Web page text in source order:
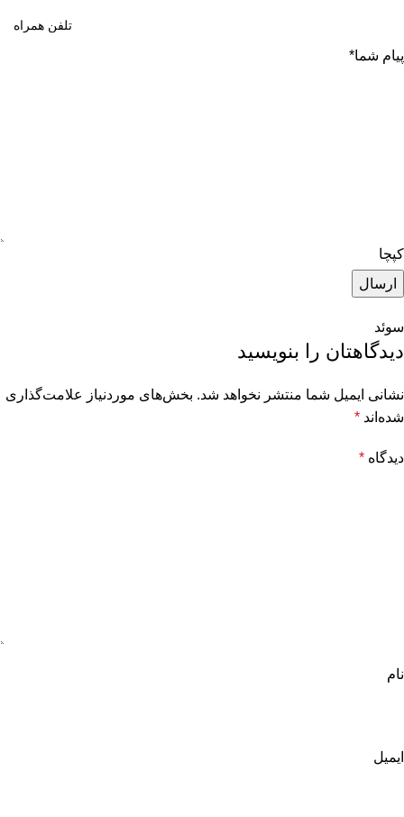
پیام شما*
کپچا
سوئد
دیدگاهتان را بنویسید
نشانی ایمیل شما منتشر نخواهد شد. بخش‌های موردنیاز علامت‌گذاری
شده‌اند *
دیدگاه *
نام
ایمیل